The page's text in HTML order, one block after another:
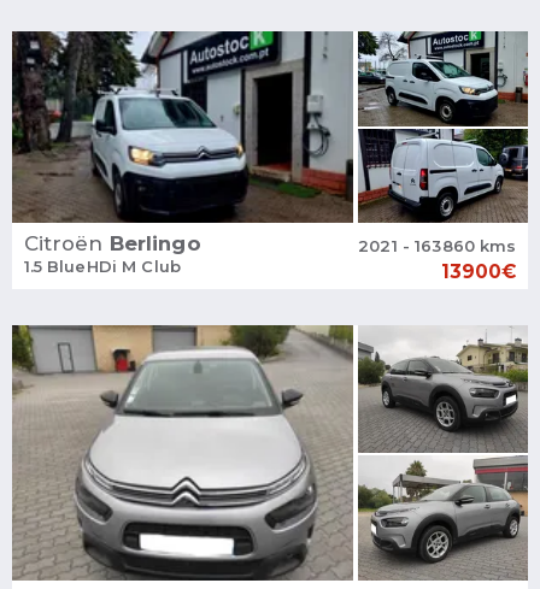
Citroën Berlingo
1.5 BlueHDi M Club
2021 - 163860 kms
13900€